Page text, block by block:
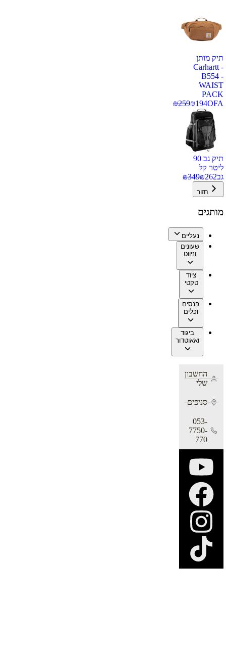
תיק מותן
Carhartt -
B554 -
WAIST
PACK
OFA
₪194
₪259
תיק גב 90
ליטר קל
גב
₪262
₪349
חזור
מותגים
נעליים
שעונים
וניווט
ציוד
טקטי
פנסים
וכלים
ביגוד
ואאוטדור
החשבון
שלי
סניפים
053-
7750-
770